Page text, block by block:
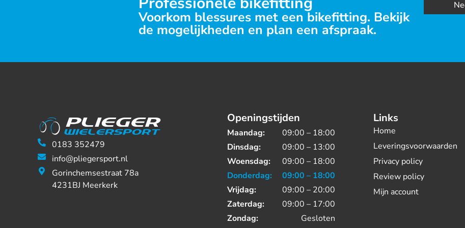
Voorkom blessures met een bikefitting. Bekijk
de mogelijkheden en plan een afspraak.
0183 352479
info@pliegersport.nl
Gorinchemsestraat 78a
4231BJ Meerkerk
Openingstijden
Maandag:
09:00 – 18:00
Dinsdag:
09:00 – 13:00
Woensdag:
09:00 – 18:00
Donderdag:
09:00 – 18:00
Vrijdag:
09:00 – 20:00
Zaterdag:
09:00 – 17:00
Zondag:
Gesloten
Links
Home
Leveringsvoorwaarden
Privacy policy
Review policy
Mijn account